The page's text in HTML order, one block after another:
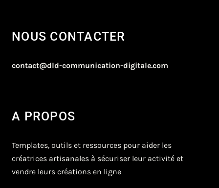
NOUS CONTACTER
contact@dld-communication-digitale.com
A PROPOS
Templates, outils et ressources pour aider les
créatrices artisanales à sécuriser leur activité et
vendre leurs créations en ligne